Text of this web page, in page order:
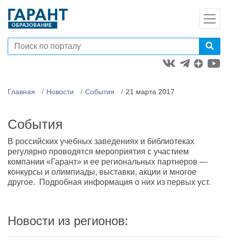
Главная Новости События 21 марта 2017
События
В российских учебных заведениях и библиотеках
регулярно проводятся мероприятия с участием
компании «Гарант» и ее региональных партнеров —
конкурсы и олимпиады, выставки, акции и многое
другое. Подробная информация о них из первых уст.
Новости из регионов: